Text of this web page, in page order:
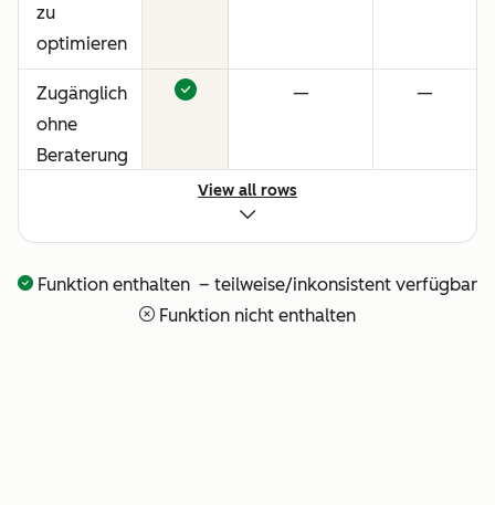
zu
optimieren
Zugänglich
ohne
Beraterung
Setup
— —
Vollständige
— —
View all rows
Funktion enthalten – teilweise/inkonsistent verfügbar
Funktion nicht enthalten